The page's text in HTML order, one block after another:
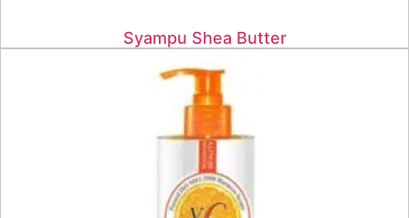
Syampu Shea Butter